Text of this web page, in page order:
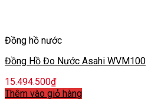
Đồng hồ nước
Đồng Hồ Đo Nước Asahi WVM100
15.494.500₫
Thêm vào giỏ hàng